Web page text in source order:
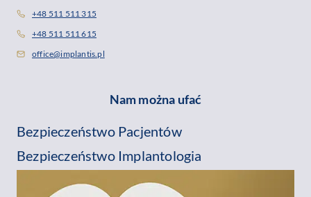
+48 511 511 315
+48 511 511 615
office@implantis.pl
Nam można ufać
Bezpieczeństwo Pacjentów
Bezpieczeństwo Implantologia